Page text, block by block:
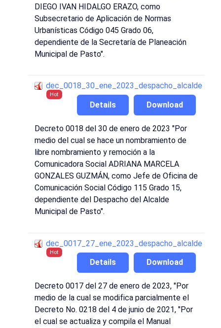
DIEGO IVAN HIDALGO ERAZO, como
Subsecretario de Aplicación de Normas
Urbanísticas Código 045 Grado 06,
dependiente de la Secretaría de Planeación
Municipal de Pasto".
dec_0018_30_ene_2023_despacho_alcalde
Hot
Download
Details
Decreto 0018 del 30 de enero de 2023 "Por
medio del cual se hace un nombramiento de
libre nombramiento y remoción a la
Comunicadora Social ADRIANA MARCELA
GONZALES GUZMÁN, como Jefe de Oficina de
Comunicación Social Código 115 Grado 15,
dependiente del Despacho del Alcalde
Municipal de Pasto".
dec_0017_27_ene_2023_despacho_alcalde
Hot
Download
Details
Decreto 0017 del 27 de enero de 2023, "Por
medio de la cual se modifica parcialmente el
Decreto No. 0218 del 4 de junio de 2021, "Por
el cual se actualiza y compila el Manual